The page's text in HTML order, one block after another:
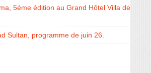
5éme édition au Grand Hôtel Villa de
Sultan, programme de juin 26.